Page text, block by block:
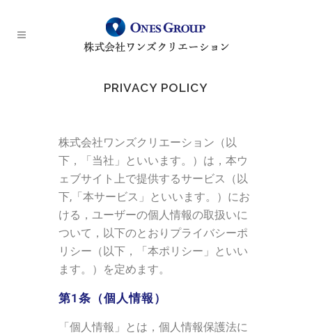
PRIVACY POLICY
株式会社ワンズクリエーション（以
下，「当社」といいます。）は，本ウ
ェブサイト上で提供するサービス（以
下,「本サービス」といいます。）にお
ける，ユーザーの個人情報の取扱いに
ついて，以下のとおりプライバシーポ
リシー（以下，「本ポリシー」といい
ます。）を定めます。
第1条（個人情報）
「個人情報」とは，個人情報保護法に